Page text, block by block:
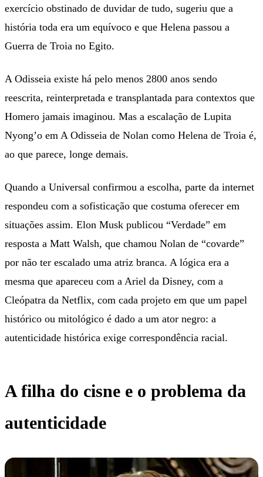
exercício obstinado de duvidar de tudo, sugeriu que a
história toda era um equívoco e que Helena passou a
Guerra de Troia no Egito.
A Odisseia existe há pelo menos 2800 anos sendo
reescrita, reinterpretada e transplantada para contextos que
Homero jamais imaginou. Mas a escalação de Lupita
Nyong’o em A Odisseia de Nolan como Helena de Troia é,
ao que parece, longe demais.
Quando a Universal confirmou a escolha, parte da internet
respondeu com a sofisticação que costuma oferecer em
situações assim. Elon Musk publicou “Verdade” em
resposta a Matt Walsh, que chamou Nolan de “covarde”
por não ter escalado uma atriz branca. A lógica era a
mesma que apareceu com a Ariel da Disney, com a
Cleópatra da Netflix, com cada projeto em que um papel
histórico ou mitológico é dado a um ator negro: a
autenticidade histórica exige correspondência racial.
A filha do cisne e o problema da
autenticidade